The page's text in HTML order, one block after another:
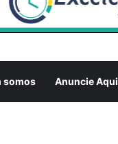
somos Anuncie Aqui